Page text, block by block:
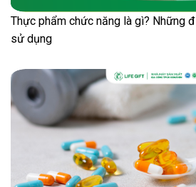
Thực phẩm chức năng là gì? Những
sử dụng